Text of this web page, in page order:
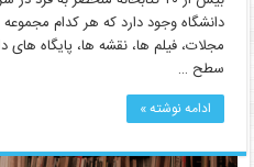
دانشگاه وجود دارد که هر کدام مجموعه
مجلات، فیلم­ ها، نقشه­ ها، پایگاه­ های
سطح …
ادامه نوشته »